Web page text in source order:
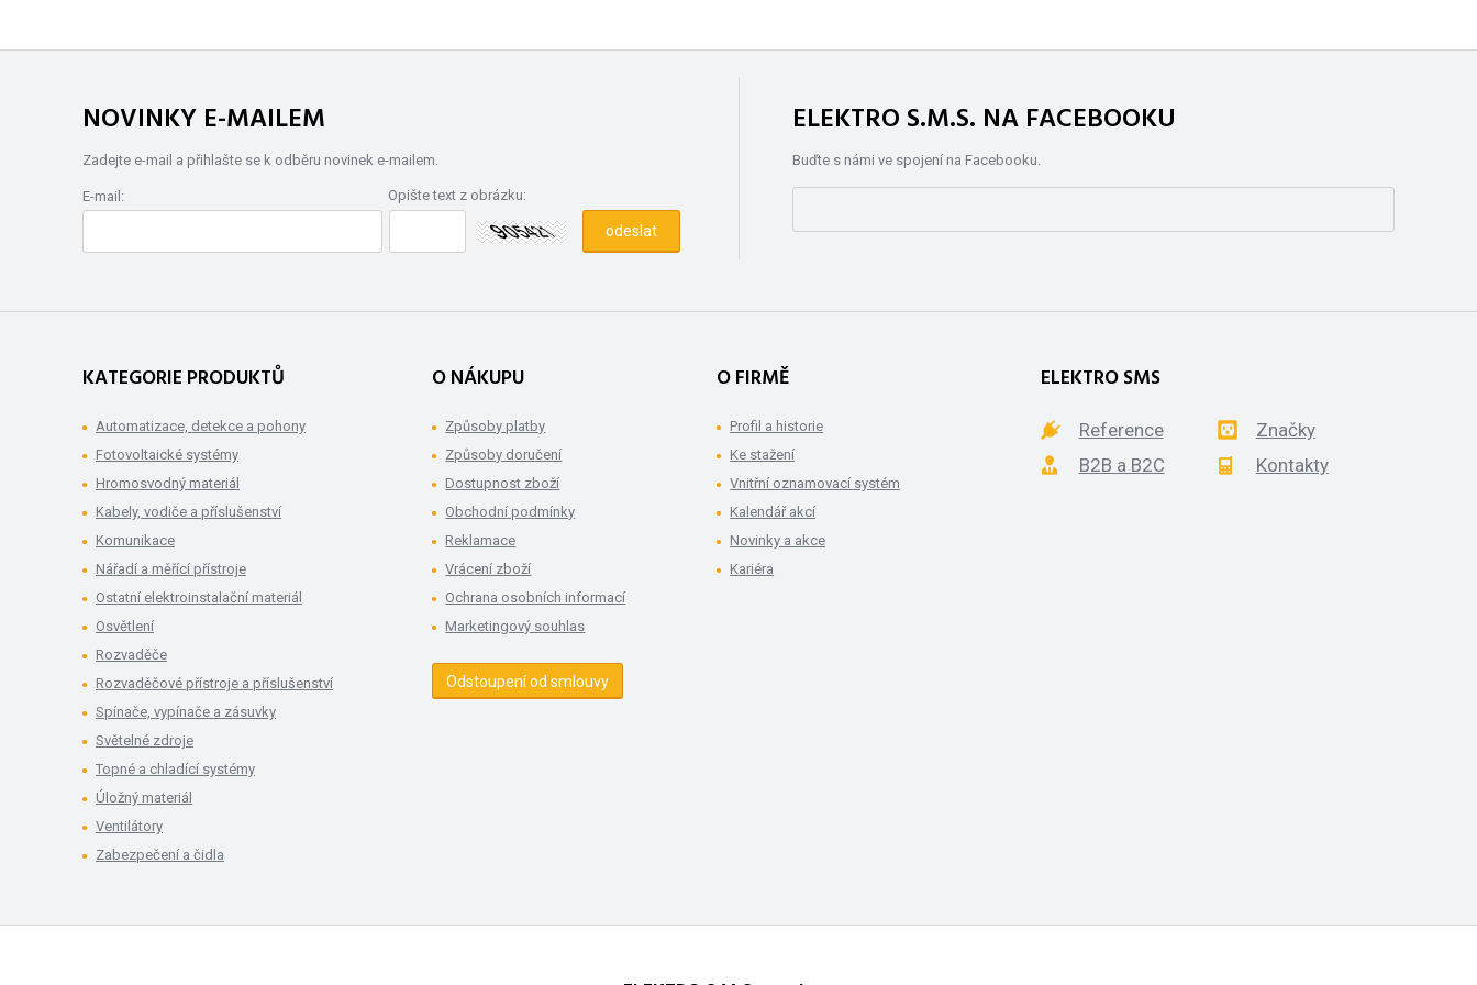
NOVINKY E-MAILEM
Zadejte e-mail a přihlašte se k odběru novinek e-mailem.
E-mail: Opište text z obrázku:
ELEKTRO S.M.S. NA FACEBOOKU
Buďte s námi ve spojení na Facebooku.
KATEGORIE PRODUKTŮ
Automatizace, detekce a pohony
Fotovoltaické systémy
Hromosvodný materiál
Kabely, vodiče a příslušenství
Komunikace
Nářadí a měřící přístroje
Ostatní elektroinstalační materiál
Osvětlení
Rozvaděče
Rozvaděčové přístroje a příslušenství
Spínače, vypínače a zásuvky
Světelné zdroje
Topné a chladící systémy
Úložný materiál
Ventilátory
Zabezpečení a čidla
O NÁKUPU
Způsoby platby
Způsoby doručení
Dostupnost zboží
Obchodní podmínky
Reklamace
Vrácení zboží
Ochrana osobních informací
Marketingový souhlas
Odstoupení od smlouvy
O FIRMĚ
Profil a historie
Ke stažení
Vnitřní oznamovací systém
Kalendář akcí
Novinky a akce
Kariéra
ELEKTRO SMS
Reference
Značky
B2B a B2C
Kontakty